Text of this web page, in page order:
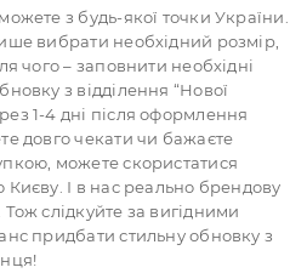
з будь-якої точки України.
вибрати необхідний розмір,
чого – заповнити необхідні
з відділення “Нової
1-4 дні після оформлення
довго чекати чи бажаєте
можете скористатися
І в нас реально брендову
слідкуйте за вигідними
придбати стильну обновку з